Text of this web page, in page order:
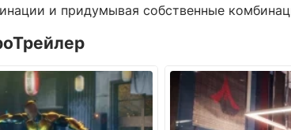
и придумывая собственные